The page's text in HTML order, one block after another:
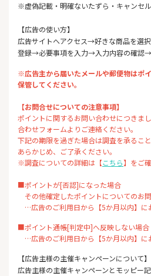
※虚偽記載・明確ないたずら・キャンセ
【広告の使い方】
広告サイトへアクセス→好きな商品を選
登録→必要事項を入力→入力内容の確認
※広告主から届いたメールや郵便物はポ
保管してください。
【お問合せについての注意事項】
ポイントに関するお問い合わせにつきま
合わせフォームよりご連絡ください。
下記の期限を過ぎた場合は調査を承ること
あらかじめ、ご了承ください。
※調査についての詳細は【こちら】をご
■ポイントが[否認]になった場合
その他確定したポイントについてのお
…広告のご利用日から【5か月以内】に
■ポイント通帳[判定中]へ反映しない場合
…広告のご利用日から【5か月以内】に
【広告主様の主催キャンペーンについて】
広告主様の主催キャンペーンとモッピー